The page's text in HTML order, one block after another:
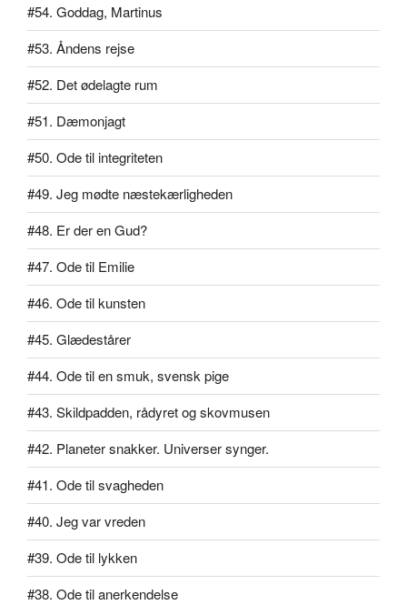
#54. Goddag, Martinus
#53. Åndens rejse
#52. Det ødelagte rum
#51. Dæmonjagt
#50. Ode til integriteten
#49. Jeg mødte næstekærligheden
#48. Er der en Gud?
#47. Ode til Emilie
#46. Ode til kunsten
#45. Glædestårer
#44. Ode til en smuk, svensk pige
#43. Skildpadden, rådyret og skovmusen
#42. Planeter snakker. Universer synger.
#41. Ode til svagheden
#40. Jeg var vreden
#39. Ode til lykken
#38. Ode til anerkendelse